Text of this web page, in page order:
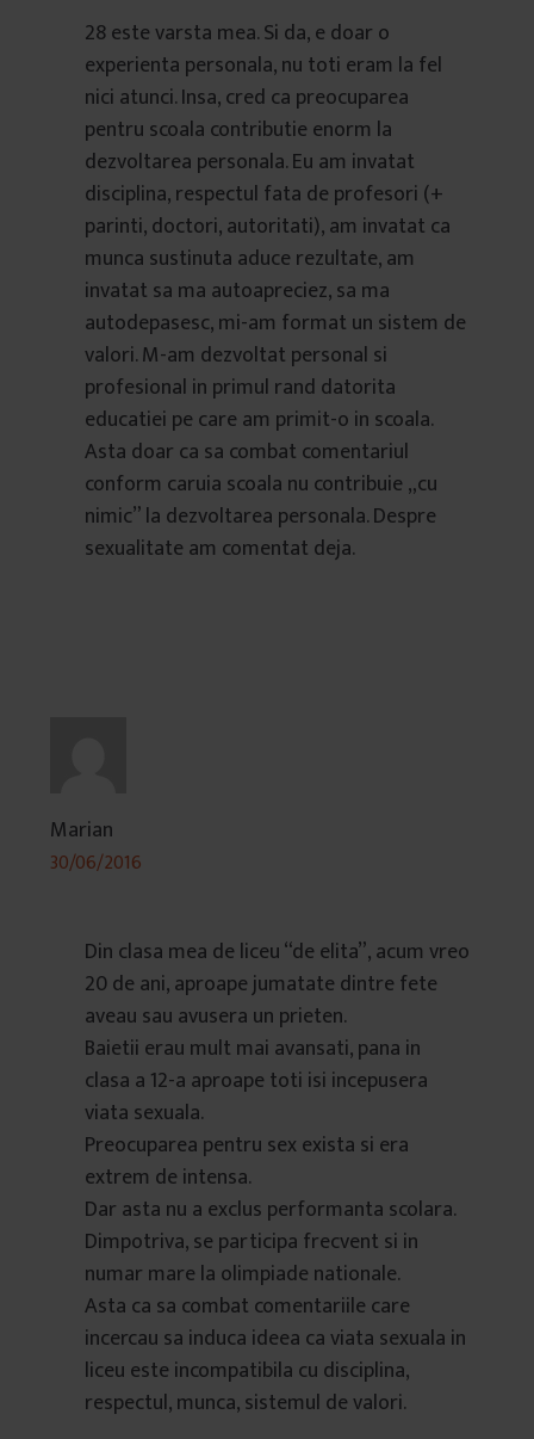
28 este varsta mea. Si da, e doar o
experienta personala, nu toti eram la fel
nici atunci. Insa, cred ca preocuparea
pentru scoala contributie enorm la
dezvoltarea personala. Eu am invatat
disciplina, respectul fata de profesori (+
parinti, doctori, autoritati), am invatat ca
munca sustinuta aduce rezultate, am
invatat sa ma autoapreciez, sa ma
autodepasesc, mi-am format un sistem de
valori. M-am dezvoltat personal si
profesional in primul rand datorita
educatiei pe care am primit-o in scoala.
Asta doar ca sa combat comentariul
conform caruia scoala nu contribuie „cu
nimic” la dezvoltarea personala. Despre
sexualitate am comentat deja.
Marian
30/06/2016
Din clasa mea de liceu “de elita”, acum vreo
20 de ani, aproape jumatate dintre fete
aveau sau avusera un prieten.
Baietii erau mult mai avansati, pana in
clasa a 12-a aproape toti isi incepusera
viata sexuala.
Preocuparea pentru sex exista si era
extrem de intensa.
Dar asta nu a exclus performanta scolara.
Dimpotriva, se participa frecvent si in
numar mare la olimpiade nationale.
Asta ca sa combat comentariile care
incercau sa induca ideea ca viata sexuala in
liceu este incompatibila cu disciplina,
respectul, munca, sistemul de valori.